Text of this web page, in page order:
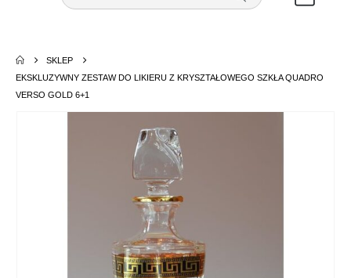
SKLEP
EKSKLUZYWNY ZESTAW DO LIKIERU Z KRYSZTAŁOWEGO SZKŁA QUADRO
VERSO GOLD 6+1